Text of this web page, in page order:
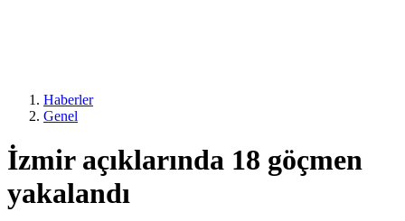
Haberler
Genel
İzmir açıklarında 18 göçmen
yakalandı